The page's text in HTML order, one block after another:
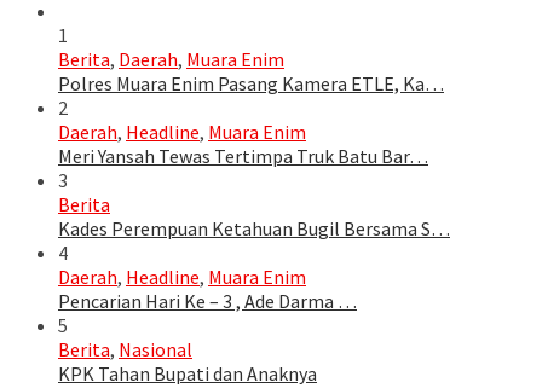
1
Berita, Daerah, Muara Enim
Polres Muara Enim Pasang Kamera ETLE, Ka…
2
Daerah, Headline, Muara Enim
Meri Yansah Tewas Tertimpa Truk Batu Bar…
3
Berita
Kades Perempuan Ketahuan Bugil Bersama S…
4
Daerah, Headline, Muara Enim
Pencarian Hari Ke – 3 , Ade Darma …
5
Berita, Nasional
KPK Tahan Bupati dan Anaknya